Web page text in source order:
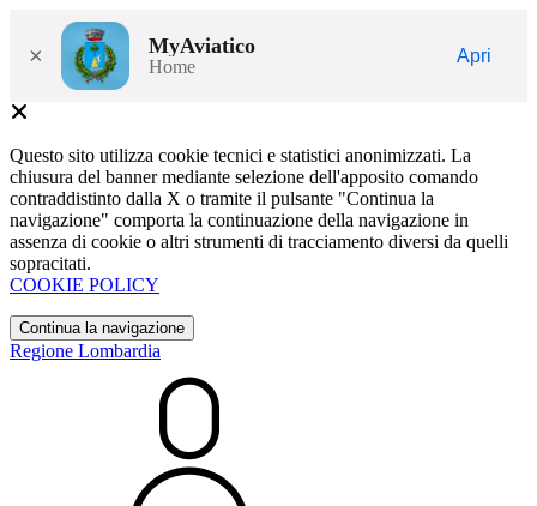
× MyAviatico
Home
Apri
Questo sito utilizza cookie tecnici e statistici anonimizzati. La
chiusura del banner mediante selezione dell'apposito comando
contraddistinto dalla X o tramite il pulsante "Continua la
navigazione" comporta la continuazione della navigazione in
assenza di cookie o altri strumenti di tracciamento diversi da quelli
sopracitati.
COOKIE POLICY
Continua la navigazione
Regione Lombardia